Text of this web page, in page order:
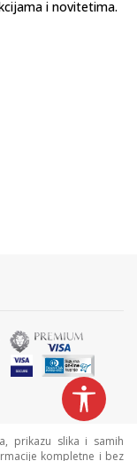
i novitetima.
prikazu slika i samih
kompletne i bez